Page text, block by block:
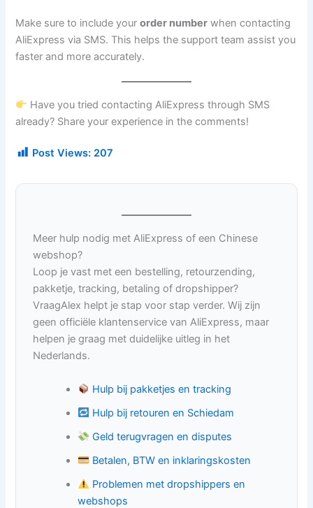
Make sure to include yourorder number when contacting
AliExpress via SMS. This helps the support team assist you
faster and more accurately.
Have you tried contacting AliExpress through SMS
already? Share your experience in the comments!
Post Views: 207
Meer hulp nodig met AliExpress of een Chinese
webshop?
Loop je vast met een bestelling, retourzending,
pakketje, tracking, betaling of dropshipper?
VraagAlex helpt je stap voor stap verder. Wij zijn
geen officiële klantenservice van AliExpress, maar
helpen je graag met duidelijke uitleg in het
Nederlands.
Hulp bij pakketjes en tracking
Hulp bij retouren en Schiedam
Geld terugvragen en disputes
Betalen, BTW en inklaringskosten
Problemen met dropshippers en
webshops